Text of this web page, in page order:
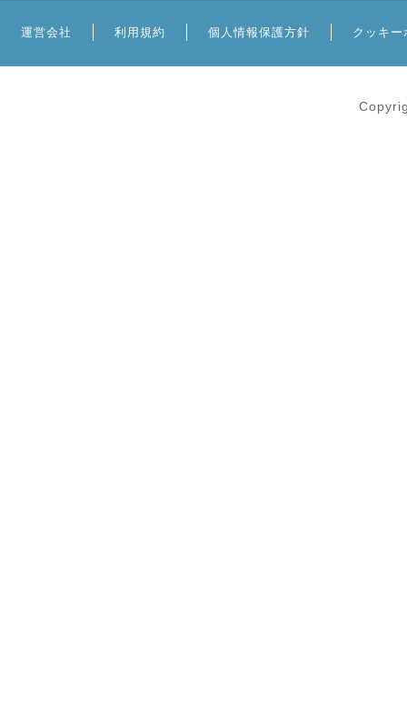
運営会社 利用規約 個人情報保護方針 クッキー